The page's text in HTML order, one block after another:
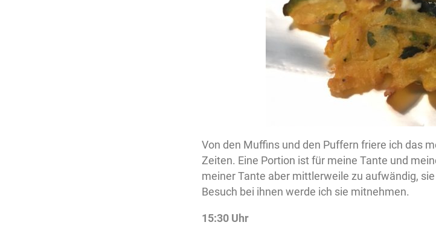
Von den Muffins und den Puffern friere ich das
Zeiten. Eine Portion ist für meine Tante und
meiner Tante aber mittlerweile zu aufwändig,
Besuch bei ihnen werde ich sie mitnehmen.
15:30 Uhr